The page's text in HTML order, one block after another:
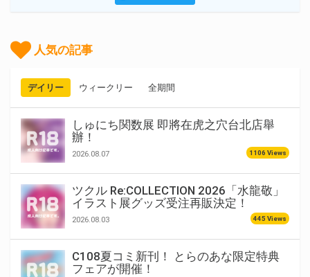
人気の記事
デイリー ウィークリー 全期間
しゅにち関数展 即將在虎之穴台北店舉
辦！
2026.08.07 1106 Views
ツクル Re:COLLECTION 2026「水龍敬」
イラスト展グッズ受注再販決定！
2026.08.03 445 Views
C108夏コミ新刊！ とらのあな限定特典
フェアが開催！